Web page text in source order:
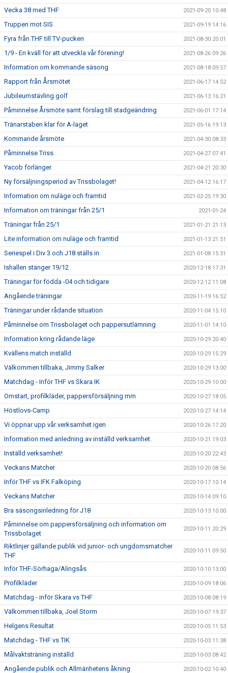
Vecka 38 med THF 2021-09-20 10:48
Truppen mot SIS 2021-09-19 14:16
Fyra från THF till TV-pucken 2021-08-30 20:01
1/9 - En kväll för att utveckla vår förening! 2021-08-26 09:26
Information om kommande säsong 2021-08-18 09:57
Rapport från Årsmötet 2021-06-17 14:52
Jubileumstävling golf 2021-06-13 16:21
Påminnelse Årsmöte samt förslag till stadgeändring 2021-06-01 17:14
Tränarstaben klar för A-laget 2021-05-16 19:13
Kommande årsmöte 2021-04-30 08:33
Påminnelse Triss 2021-04-27 07:41
Yacob förlänger 2021-04-21 20:30
Ny försäljningsperiod av Trissbolaget! 2021-04-12 16:17
Information om nuläge och framtid 2021-02-25 19:30
Information om träningar från 25/1 2021-01-24
Träningar från 25/1 2021-01-21 21:13
Lite information om nuläge och framtid 2021-01-13 21:51
Seriespel i Div 3 och J18 ställs in 2021-01-08 15:31
Ishallen stänger 19/12 2020-12-18 17:31
Träningar för födda -04 och tidigare 2020-12-12 11:08
Angående träningar 2020-11-19 16:52
Träningar under rådande situation 2020-11-04 15:10
Påminnelse om Trissbolaget och pappersutlämning 2020-11-01 14:10
Information kring rådande läge 2020-10-29 20:40
Kvällens match inställd 2020-10-29 15:29
Välkommen tillbaka, Jimmy Salker 2020-10-29 13:00
Matchdag - Inför THF vs Skara IK 2020-10-29 10:00
Omstart, profilkläder, pappersförsäljning mm 2020-10-27 18:05
Höstlovs-Camp 2020-10-27 14:14
Vi öppnar upp vår verksamhet igen 2020-10-26 17:20
Information med anledning av inställd verksamhet. 2020-10-21 19:03
Inställd verksamhet! 2020-10-20 22:43
Veckans Matcher 2020-10-20 08:56
Inför THF vs IFK Falköping 2020-10-17 10:14
Veckans Matcher 2020-10-14 09:10
Bra säsongsinledning för J18 2020-10-13 10:00
Påminnelse om pappersförsäljning och information om
Trissbolaget
2020-10-11 20:29
Riktlinjer gällande publik vid junior- och ungdomsmatcher
THF
2020-10-11 09:50
Inför THF-Sörhaga/Alingsås 2020-10-10 13:00
Profilkläder 2020-10-09 18:06
Matchdag - inför Skara vs THF 2020-10-08 08:19
Välkommen tillbaka, Joel Storm 2020-10-07 19:37
Helgens Resultat 2020-10-05 11:53
Matchdag - THF vs TIK 2020-10-03 11:38
Målvaktsträning inställd 2020-10-03 08:42
Angående publik och Allmänhetens åkning 2020-10-02 10:40